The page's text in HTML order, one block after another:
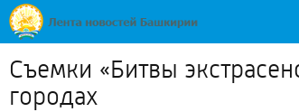
Съемки «Битвы
городах